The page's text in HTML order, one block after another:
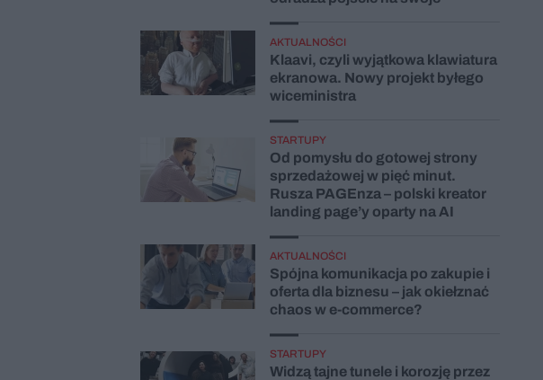
AKTUALNOŚCI
Klaavi, czyli wyjątkowa klawiatura
ekranowa. Nowy projekt byłego
wiceministra
STARTUPY
Od pomysłu do gotowej strony
sprzedażowej w pięć minut.
Rusza PAGEnza – polski kreator
landing page’y oparty na AI
AKTUALNOŚCI
Spójna komunikacja po zakupie i
oferta dla biznesu – jak okiełznać
chaos w e-commerce?
STARTUPY
Widzą tajne tunele i korozję przez